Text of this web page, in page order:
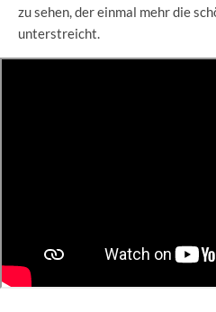
zu sehen, der einmal mehr die
unterstreicht.